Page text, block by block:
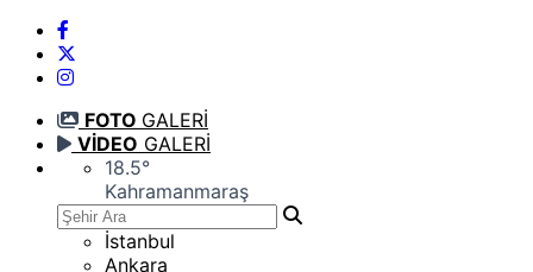
FOTO GALERİ
VİDEO GALERİ
18.5°
Kahramanmaraş
İstanbul
Ankara